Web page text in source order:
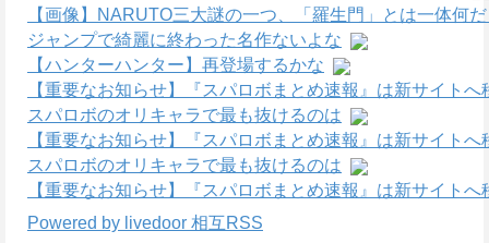
【画像】NARUTO三大謎の一つ、「羅生門」とは一体何
ジャンプで綺麗に終わった名作ないよな
【ハンターハンター】再登場するかな
【重要なお知らせ】『スパロボまとめ速報』は新サイトへ
スパロボのオリキャラで最も抜けるのは
【重要なお知らせ】『スパロボまとめ速報』は新サイトへ
スパロボのオリキャラで最も抜けるのは
【重要なお知らせ】『スパロボまとめ速報』は新サイトへ
Powered by livedoor 相互RSS